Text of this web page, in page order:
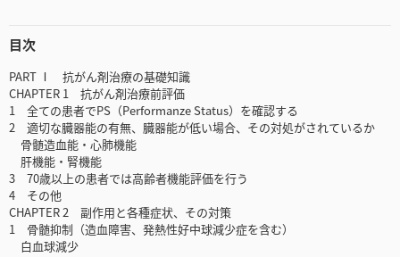
目次
PART Ⅰ 抗がん剤治療の基礎知識
CHAPTER 1 抗がん剤治療前評価
1 全ての患者でPS（Performanze Status）を確認する
2 適切な臓器能の有無、臓器能が低い場合、その対処がされているか
骨髄造血能・心肺機能
肝機能・腎機能
3 70歳以上の患者では高齢者機能評価を行う
4 その他
CHAPTER 2 副作用と各種症状、その対策
1 骨髄抑制（造血障害、発熱性好中球減少症を含む）
白血球減少